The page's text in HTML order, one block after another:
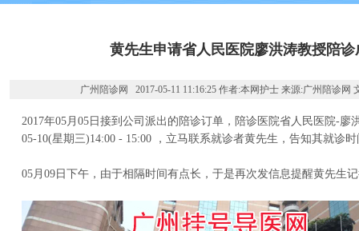
黄先生申请省人民医院廖洪涛教授陪诊
广州陪诊网 2017-05-11 11:16:25 作者:本网护士 来源:广州陪诊网
2017年05月05日接到公司派出的陪诊订单，陪诊医院省人民医院-廖
05-10(星期三)14:00 - 15:00 ，立马联系就诊者黄先生，告知其就诊
05月09日下午，由于相隔时间有点长，于是再次发信息提醒黄先生